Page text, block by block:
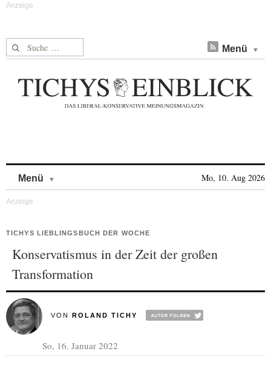
Suche nach: Menü
Menü Mo, 10. Aug 2026
TICHYS LIEBLINGSBUCH DER WOCHE
Konservatismus in der Zeit der großen
Transformation
VON ROLAND TICHY
So, 16. Januar 2022